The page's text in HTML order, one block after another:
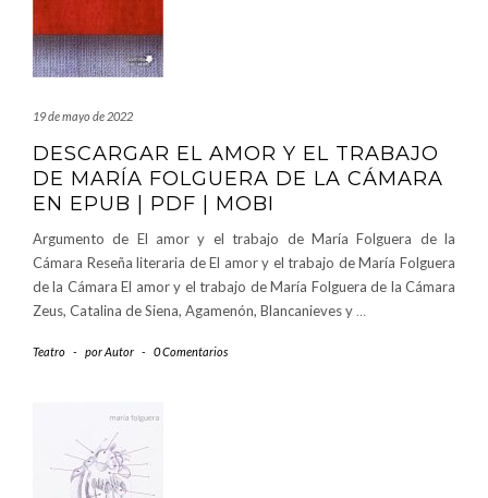
19 de mayo de 2022
DESCARGAR EL AMOR Y EL TRABAJO
DE MARÍA FOLGUERA DE LA CÁMARA
EN EPUB | PDF | MOBI
Argumento de El amor y el trabajo de María Folguera de la
Cámara Reseña literaria de El amor y el trabajo de María Folguera
de la Cámara El amor y el trabajo de María Folguera de la Cámara
Zeus, Catalina de Siena, Agamenón, Blancanieves y …
Teatro - porAutor - 0 Comentarios